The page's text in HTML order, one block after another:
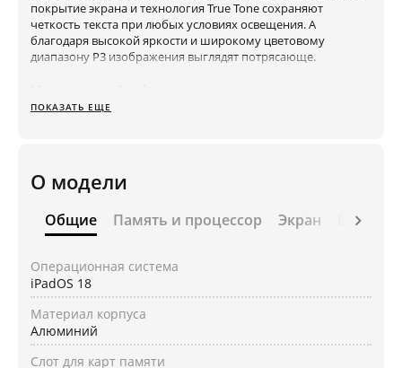
покрытие экрана и технология True Tone сохраняют
четкость текста при любых условиях освещения. А
благодаря высокой яркости и широкому цветовому
диапазону P3 изображения выглядят потрясающе.
iPad Air создан для Apple Intelligence, персональной
уверены, что никто другой не сможет получить доступ к
вашим данным — даже Apple.
Создайте что-нибудь волшебное
Делайте все, что вам нравится от первых штрихов до
несколько приложений одновременно, пишите в любом
текстовом поле и быстро и эффективно перемещайтесь,
используя только палец, Apple Pencil или трекпад Magic
Keyboard.
Поддержка Apple Pencil Pro
ПОКАЗАТЬ ЕЩЕ
О модели
Общие Память и процессор Экран
Операционная система
iPadOS 18
Материал корпуса
Алюминий
Слот для карт памяти